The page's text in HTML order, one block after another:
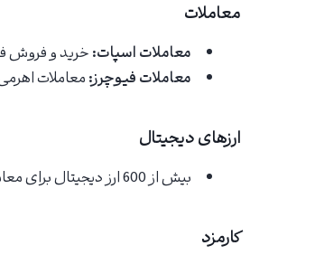
معاملات
معاملات اسپات:خرید و فروش
معاملات فیوچرز:معاملات
ارزهای دیجیتال
بیش از 600 ارز دیجیتال برای معامله
کارمزد